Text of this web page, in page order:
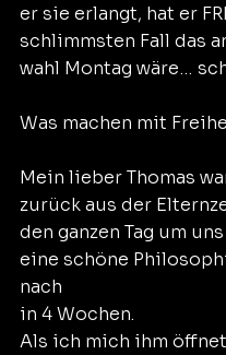
er sie erlangt, hat er
schlimmsten Fall das
wahl Montag wäre…
Was machen mit
Mein lieber Thomas
zurück aus der
den ganzen Tag um
eine schöne
nach
in 4 Wochen.
Als ich mich ihm